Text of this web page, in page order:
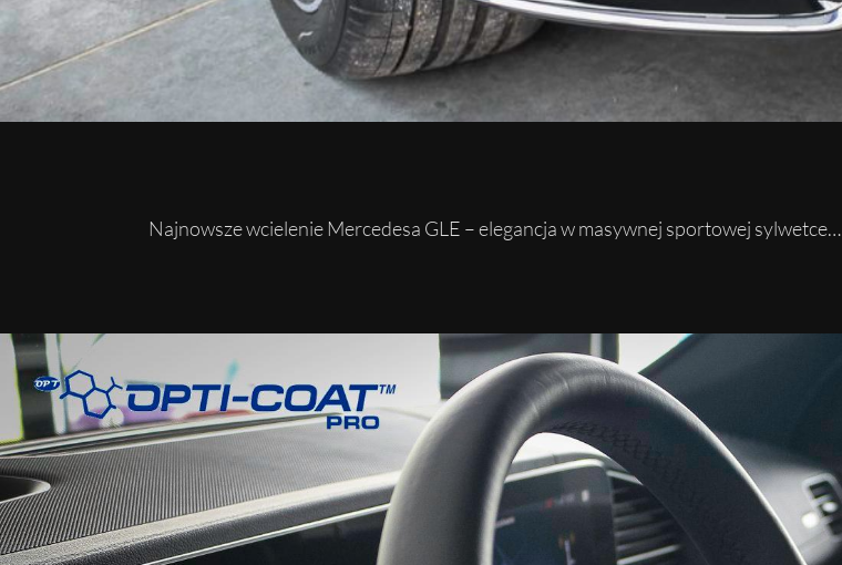
Najnowsze wcielenie Mercedesa GLE – elegancja w masywnej sportowej sylwetce…